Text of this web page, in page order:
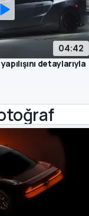
04:42
detaylarıyla